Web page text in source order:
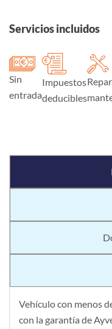
Servicios incluidos
Sin
entrada
Impuestos
deducibles
Vehículo con menos
con la garantía de